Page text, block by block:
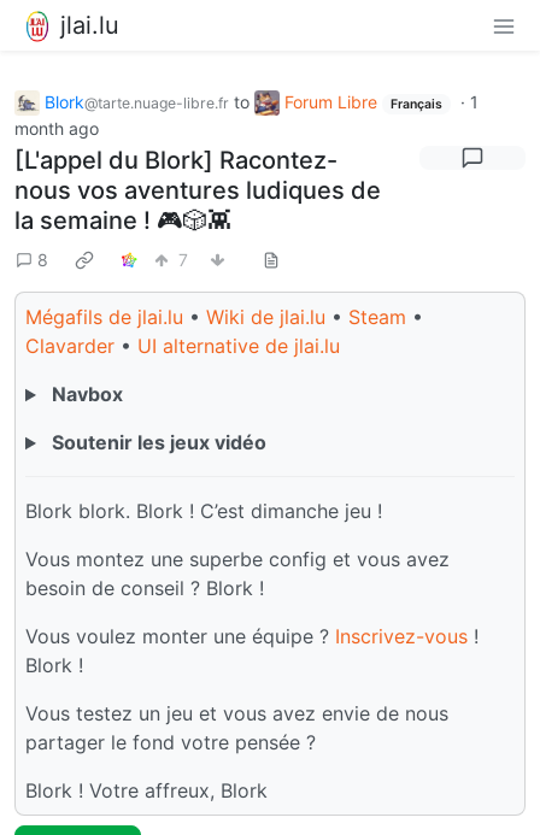
jlai.lu
Blork@tarte.nuage-libre.fr to Forum Libre Français · 1
month ago
[L'appel du Blork] Racontez-
nous vos aventures ludiques de
la semaine ! 🎮🎲👾
8 7
Mégafils de jlai.lu • Wiki de jlai.lu • Steam •
Clavarder • UI alternative de jlai.lu
Navbox
Soutenir les jeux vidéo
Blork blork. Blork ! C’est dimanche jeu !
Vous montez une superbe config et vous avez
besoin de conseil ? Blork !
Vous voulez monter une équipe ? Inscrivez-vous !
Blork !
Vous testez un jeu et vous avez envie de nous
partager le fond votre pensée ?
Blork ! Votre affreux, Blork